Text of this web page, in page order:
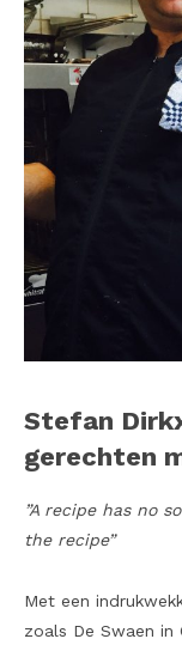
Stefan
gerechten
”A recipe has no
the recipe”
Met een
zoals De Swaen in